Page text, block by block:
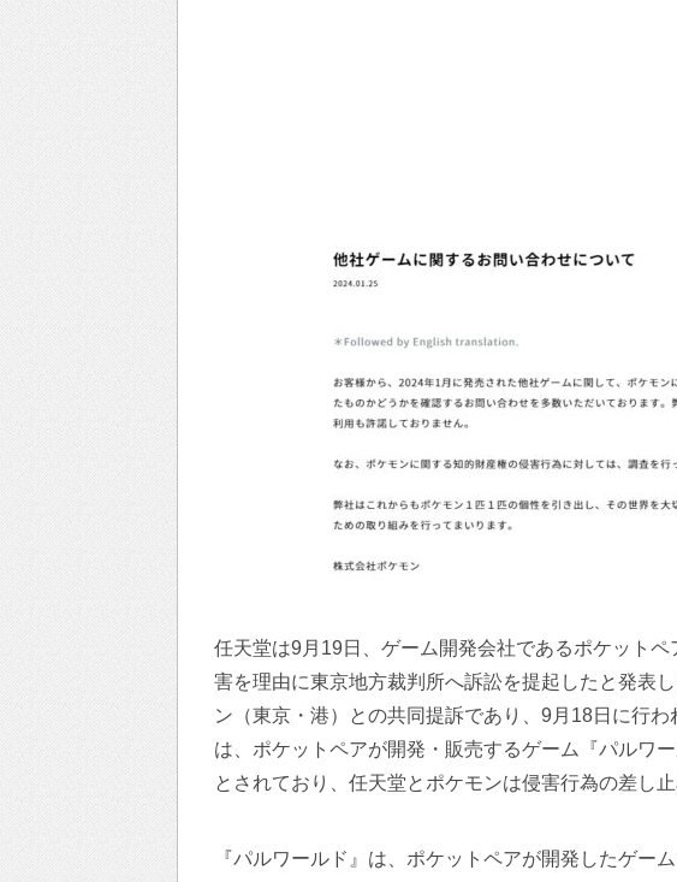
任天堂は9月19日、ゲーム開発会社であるポケット
害を理由に東京地方裁判所へ訴訟を提起したと発表
ン（東京・港）との共同提訴であり、9月18日に行
は、ポケットペアが開発・販売するゲーム『パルワ
とされており、任天堂とポケモンは侵害行為の差し
『パルワールド』は、ポケットペアが開発したゲー